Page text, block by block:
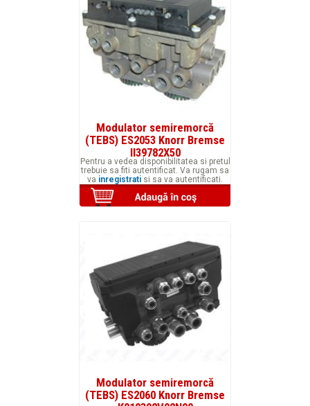
Modulator semiremorcă
(TEBS) ES2053 Knorr Bremse
II39782X50
Pentru a vedea disponibilitatea si pretul
trebuie sa fiti autentificat. Va rugam sa
va inregistrati si sa va autentificati.
Modulator semiremorcă
(TEBS) ES2060 Knorr Bremse